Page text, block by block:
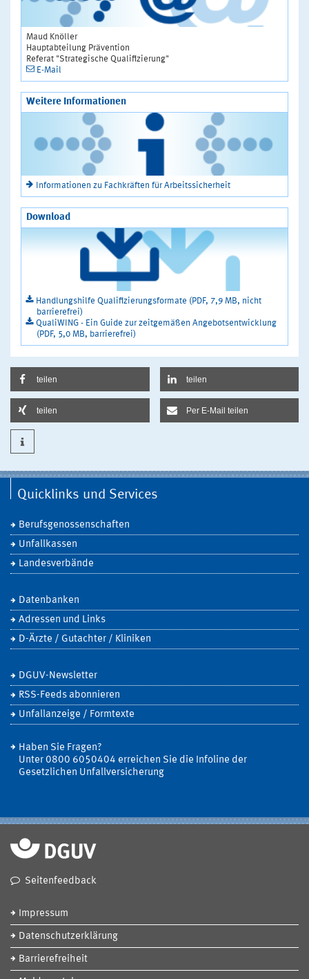
Maud Knöller
Hauptabteilung Prävention
Referat "Strategische Qualifizierung"
E-Mail
Weitere Informationen
Informationen zu Fachkräften für Arbeitssicherheit
Download
Handlungshilfe Qualifizierungsformate (PDF, 7,9 MB, nicht
barrierefrei)
QualiWING - Ein Guide zur zeitgemäßen Angebotsentwicklung
(PDF, 5,0 MB, barrierefrei)
teilen teilen
teilen Per E-Mail teilen
Quicklinks und Services
Berufsgenossenschaften
Unfallkassen
Landesverbände
Datenbanken
Adressen und Links
D-Ärzte / Gutachter / Kliniken
DGUV-Newsletter
RSS-Feeds abonnieren
Unfallanzeige / Formtexte
Haben Sie Fragen?
Unter 0800 6050404 erreichen Sie die Infoline der
Gesetzlichen Unfallversicherung
Seitenfeedback
Impressum
Datenschutzerklärung
Barrierefreiheit